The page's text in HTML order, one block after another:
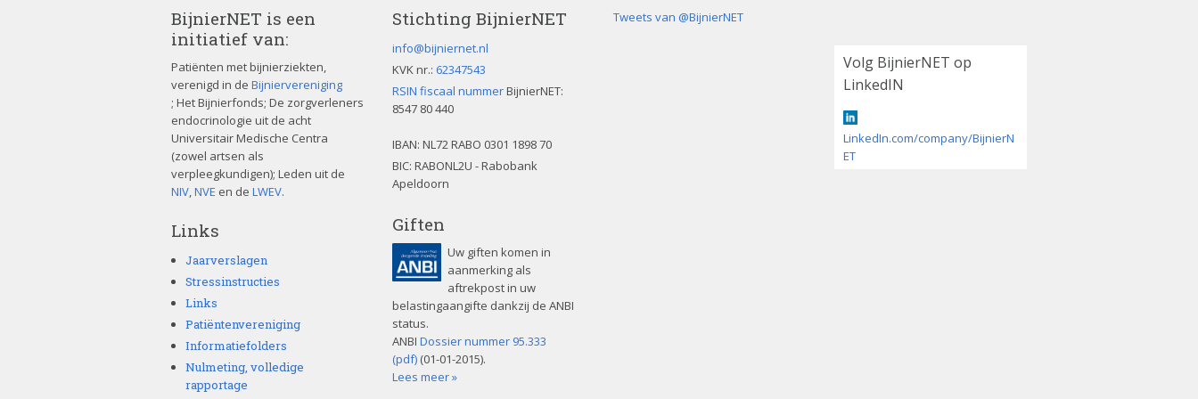
v
BijnierNET is een
initiatief van:
Patiënten met bijnierziekten,
verenigd in de Bijniervereniging
; Het Bijnierfonds; De zorgverleners
endocrinologie uit de acht
Universitair Medische Centra
(zowel artsen als
verpleegkundigen); Leden uit de
NIV,NVE en de LWEV.
Links
Jaarverslagen
Stressinstructies
Links
Patiëntenvereniging
Informatiefolders
Nulmeting, volledige
rapportage
Stichting BijnierNET
info@bijniernet.nl
KVK nr.: 62347543
RSIN fiscaal nummerBijnierNET:
8547 80 440
IBAN: NL72 RABO 0301 1898 70
BIC: RABONL2U - Rabobank
Apeldoorn
Giften
Uw giften komen in
aanmerking als
aftrekpost in uw
belastingaangifte dankzij de ANBI
status.
ANBI Dossier nummer 95.333
(pdf) (01-01-2015).
Lees meer »
Tweets van @BijnierNET
Volg BijnierNET op
LinkedIN
LinkedIn.com/company/BijnierN
ET